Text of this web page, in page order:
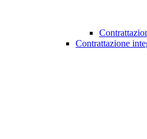
Contrattazione